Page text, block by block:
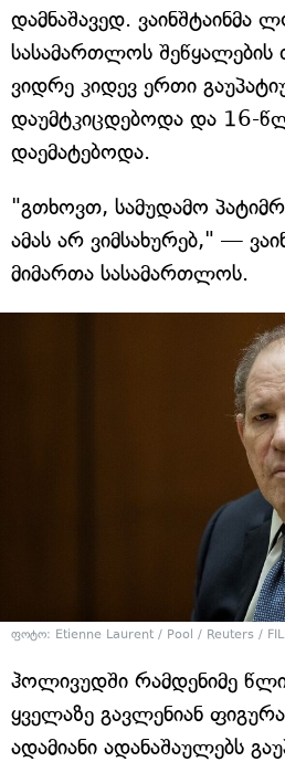
დამნაშავედ. ვაინშტაინმა
სასამართლოს შეწყალების
ვიდრე კიდევ ერთი
დაუმტკიცდებოდა და 16-
დაემატებოდა.
"გთხოვთ, სამუდამო
ამას არ ვიმსახურებ," —
მიმართა სასამართლოს.
ფოტო: Etienne Laurent / Pool / Reuters /
ჰოლივუდში რამდენიმე
ყველაზე გავლენიან
ადამიანი ადანაშაულებს